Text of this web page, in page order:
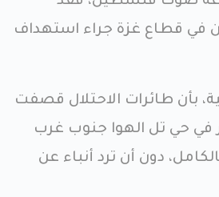
مواطنين في قطاع غزة جراء استهداف
بأن طائرات الاحتلال قصفت
في حي تل الهوا جنوب غرب
دون أن ترد أنباء عن